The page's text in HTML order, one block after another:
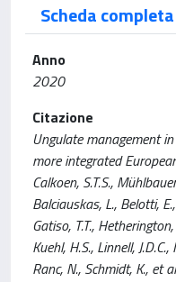
Scheda completa
Anno
2020
Citazione
Ungulate management
more integrated
Calkoen, S.T.S.,
Balciauskas, L., Belotti,
Gatiso, T.T.,
Kuehl, H.S., Linnell,
Ranc, N., Schmidt, K., et